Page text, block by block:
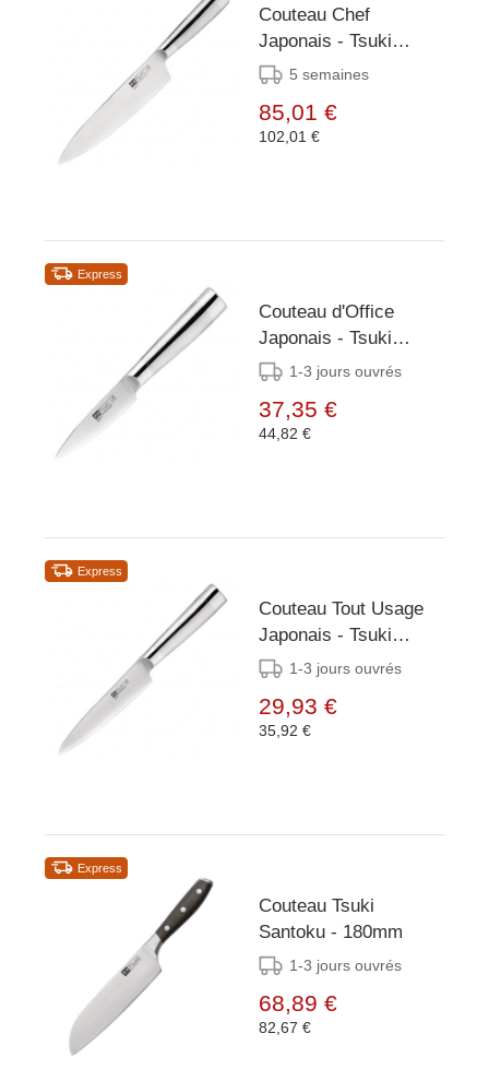
Couteau Chef
Japonais - Tsuki
Series 8 - 200mm
5 semaines
85,01 €
102,01 €
Express
Couteau d'Office
Japonais - Tsuki
Series 8 - 90mm
1-3 jours ouvrés
37,35 €
44,82 €
Express
Couteau Tout Usage
Japonais - Tsuki
Series 8 - 125mm
1-3 jours ouvrés
29,93 €
35,92 €
Express
Couteau Tsuki
Santoku - 180mm
1-3 jours ouvrés
68,89 €
82,67 €